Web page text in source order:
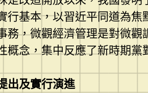
行基本，以習近平同道為
務，微觀經濟管理是對微
概念，集中反應了新時期黨
出及實行演進